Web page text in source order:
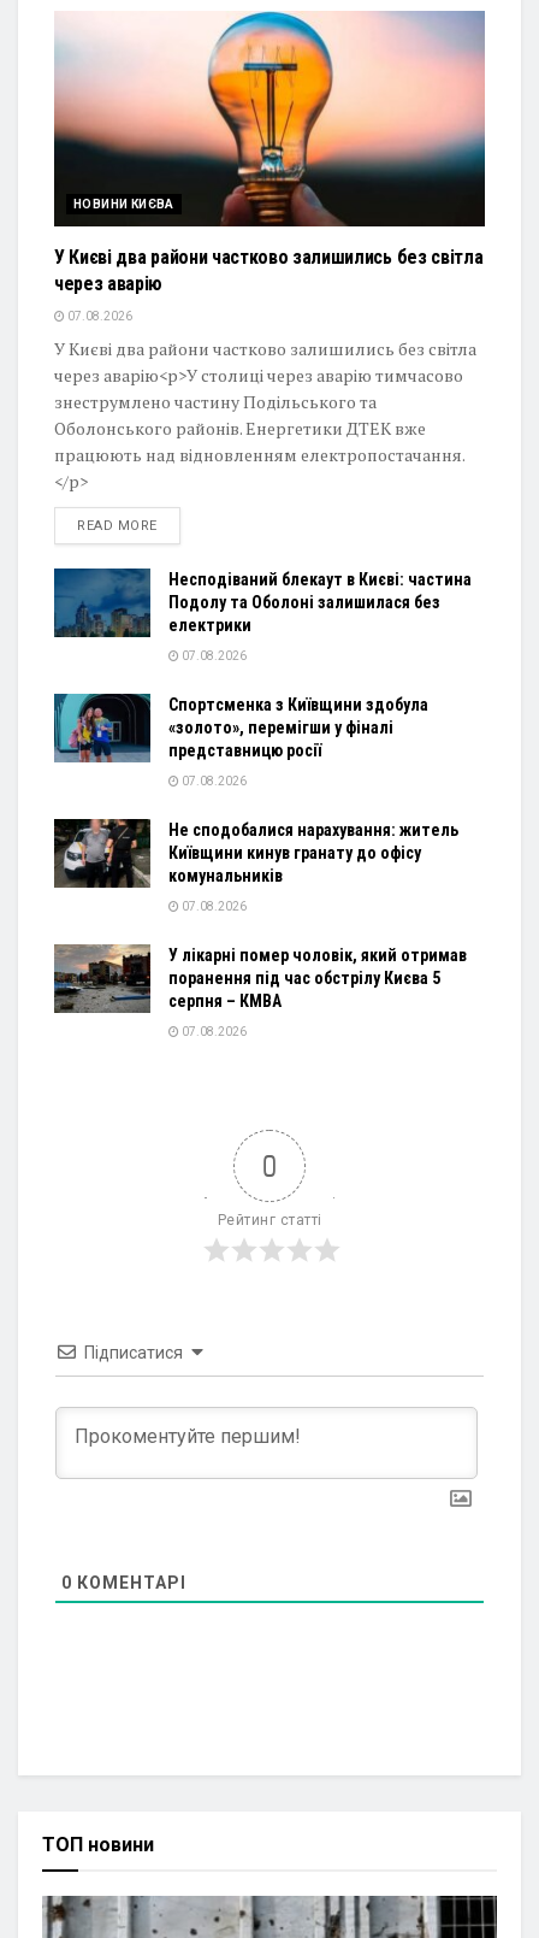
НОВИНИ КИЄВА
У Києві два райони частково залишились без світла
через аварію
07.08.2026
У Києві два райони частково залишились без світла
через аварію<p>У столиці через аварію тимчасово
знеструмлено частину Подільського та
Оболонського районів. Енергетики ДТЕК вже
працюють над відновленням електропостачання.
</p>
READ MOREDETAILS
Несподіваний блекаут в Києві: частина
Подолу та Оболоні залишилася без
електрики
07.08.2026
Спортсменка з Київщини здобула
«золото», перемігши у фіналі
представницю росії
07.08.2026
Не сподобалися нарахування: житель
Київщини кинув гранату до офісу
комунальників
07.08.2026
У лікарні помер чоловік, який отримав
поранення під час обстрілу Києва 5
серпня – КМВА
07.08.2026
0
Рейтинг статті
Підписатися
0 КОМЕНТАРІ
ТОП новини